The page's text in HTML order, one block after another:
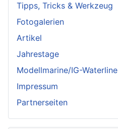
Tipps, Tricks & Werkzeug
Fotogalerien
Artikel
Jahrestage
Modellmarine/IG-Waterline
Impressum
Partnerseiten